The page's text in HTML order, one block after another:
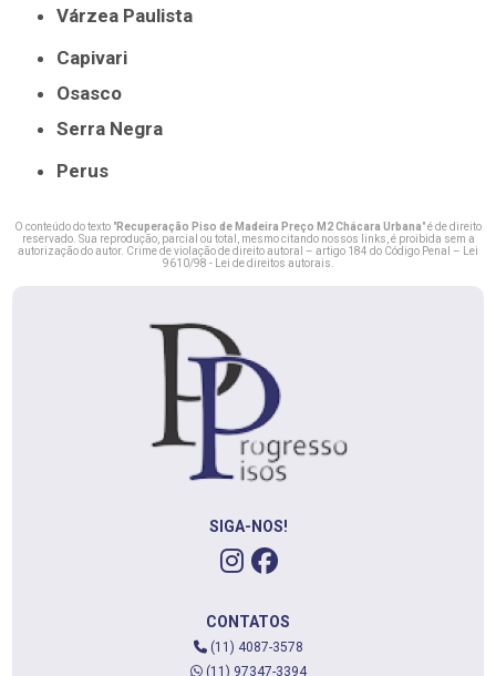
Várzea Paulista
Capivari
Osasco
Serra Negra
Perus
O conteúdo do texto "Recuperação Piso de Madeira Preço M2 Chácara Urbana" é de direito
reservado. Sua reprodução, parcial ou total, mesmo citando nossos links, é proibida sem a
autorização do autor. Crime de violação de direito autoral – artigo 184 do Código Penal –
Lei
9610/98 - Lei de direitos autorais
SIGA-NOS!
CONTATOS
(11) 4087-3578
(11) 97347-3394